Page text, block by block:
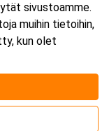
sivustoamme.
muihin tietoihin,
kun olet